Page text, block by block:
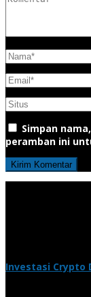
Simpan
peramban ini
Investasi Crypto